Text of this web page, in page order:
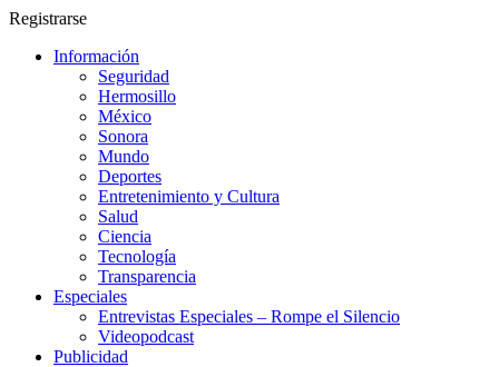
Registrarse
Información
Seguridad
Hermosillo
México
Sonora
Mundo
Deportes
Entretenimiento y Cultura
Salud
Ciencia
Tecnología
Transparencia
Especiales
Entrevistas Especiales – Rompe el Silencio
Videopodcast
Publicidad